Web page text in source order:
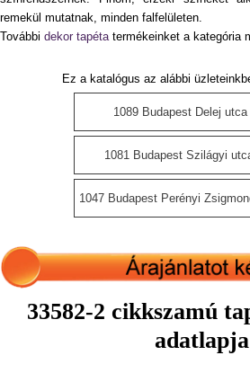
remekül mutatnak, minden falfelületen.
További dekor tapétatermékeinket a kategória
Ez a katalógus az alábbi
1089 Budapest Delej utca
1081 Budapest Szilágyi
1047 Budapest Perényi
33582-2 cikkszamú
adatlapja